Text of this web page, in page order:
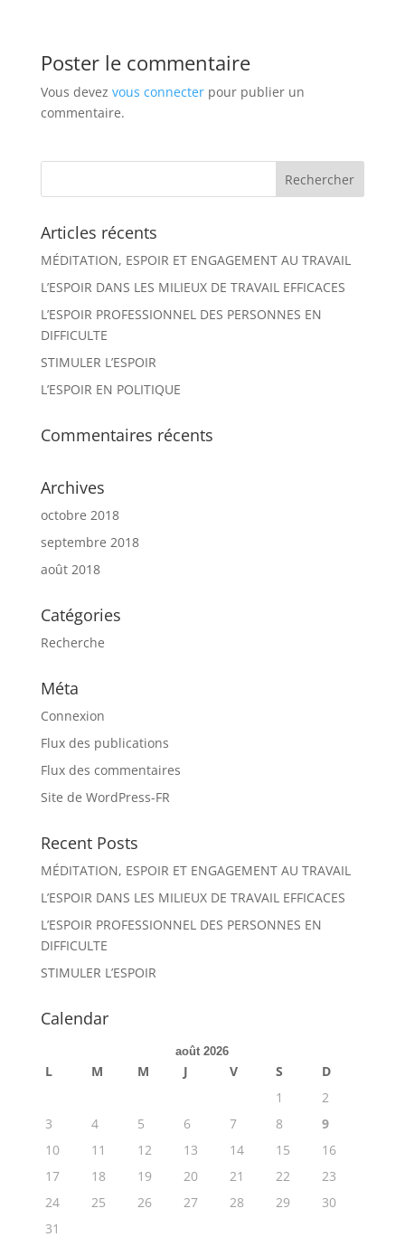
Poster le commentaire
Vous devez vous connecterpour publier un
commentaire.
Articles récents
MÉDITATION, ESPOIR ET ENGAGEMENT AU TRAVAIL
L’ESPOIR DANS LES MILIEUX DE TRAVAIL EFFICACES
L’ESPOIR PROFESSIONNEL DES PERSONNES EN
DIFFICULTE
STIMULER L’ESPOIR
L’ESPOIR EN POLITIQUE
Commentaires récents
Archives
octobre 2018
septembre 2018
août 2018
Catégories
Recherche
Méta
Connexion
Flux des publications
Flux des commentaires
Site de WordPress-FR
Recent Posts
MÉDITATION, ESPOIR ET ENGAGEMENT AU TRAVAIL
L’ESPOIR DANS LES MILIEUX DE TRAVAIL EFFICACES
L’ESPOIR PROFESSIONNEL DES PERSONNES EN
DIFFICULTE
STIMULER L’ESPOIR
Calendar
août 2026
L M M J V S
D
1
2
3
4 5 6 7 8
9
10
11 12 13 14 15
16
17
18 19 20 21 22
23
24
25 26 27 28 29
30
31